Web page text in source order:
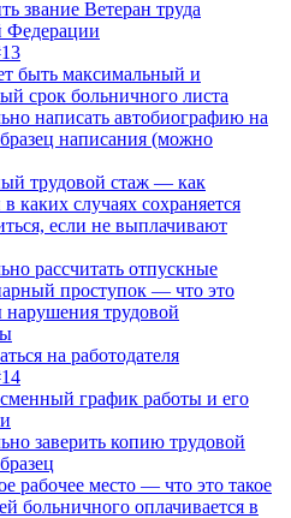
звание Ветеран труда
Федерации
быть максимальный и
срок больничного листа
написать автобиографию на
написания (можно
трудовой стаж — как
в каких случаях сохраняется
если не выплачивают
рассчитать отпускные
проступок — что это
нарушения трудовой
на работодателя
график работы и его
заверить копию трудовой
рабочее место — что это такое
больничного оплачивается в